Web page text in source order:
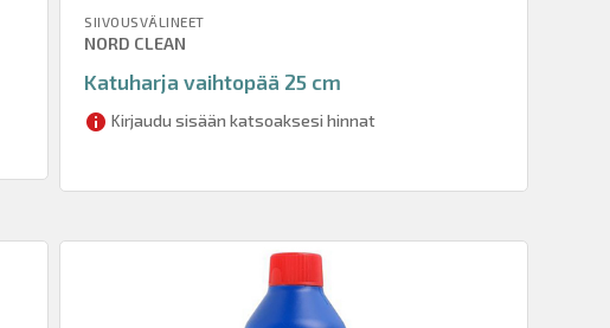
SIIVOUSVÄLINEET
NORD CLEAN
Katuharja vaihtopää 25 cm
Kirjaudu sisään katsoaksesi hinnat